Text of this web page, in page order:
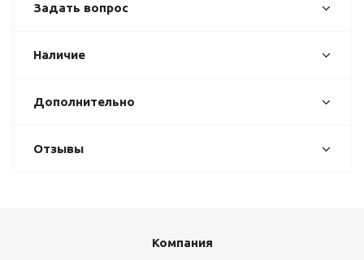
Задать вопрос
Наличие
Дополнительно
Отзывы
Компания